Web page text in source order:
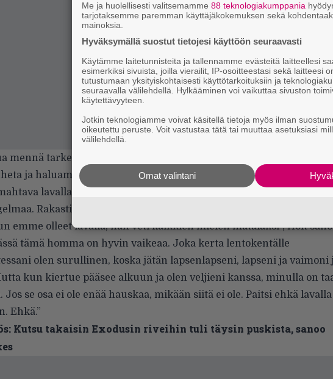
mennä tarkempiin yksityiskohtiin, koska pahaa verta ei ole. Alamme
ja haluamme olla onnellisia. Hän ei ollut. Hän oli todella
lavalla, mahtava studiossa ja mahtava fanien kanssa. Siinä ei
Rakastin hänen esiintymisiään ja hänen äänensä oli iskussa.
emme olleet lavalla, hän veti kaikkien mielen matalaksi”,Holt
tämä homma on hyvin vaikeaa. Joka kerta lentokentälle
olen surullinen, koska jätän lapsenlapseni, lapseni ja vaimoni
kun kiertue pääsee alkuun ja olen veljieni kanssa, minulla on
Jos se osa ei ole enää hauskaa, mikään siitä ei ole. Paitsi ehkä lavalla
Ehkä.”
Kutsu takaisin Exodusin riveihin tuli täysin puskista, sanoo
Me ja huolellisesti valitsemamme 88 teknologiakumppania
tarjotaksemme paremman käyttäjäkokemuksen sekä
mainoksia.
Hyväksymällä suostut tietojesi käyttöön seuraavasti
Käytämme laitetunnisteita ja tallennamme evästeitä laitteellesi
esimerkiksi sivuista, joilla vierailit, IP-osoitteestasi sekä laitteesi
tutustumaan yksityiskohtaisesti käyttötarkoituksiin ja
seuraavalla välilehdellä. Hylkääminen voi vaikuttaa sivuston
käytettävyyteen.
Jotkin teknologiamme voivat käsitellä tietoja myös ilman
oikeutettu peruste. Voit vastustaa tätä tai muuttaa asetuksiasi
välilehdellä.
Omat valintani